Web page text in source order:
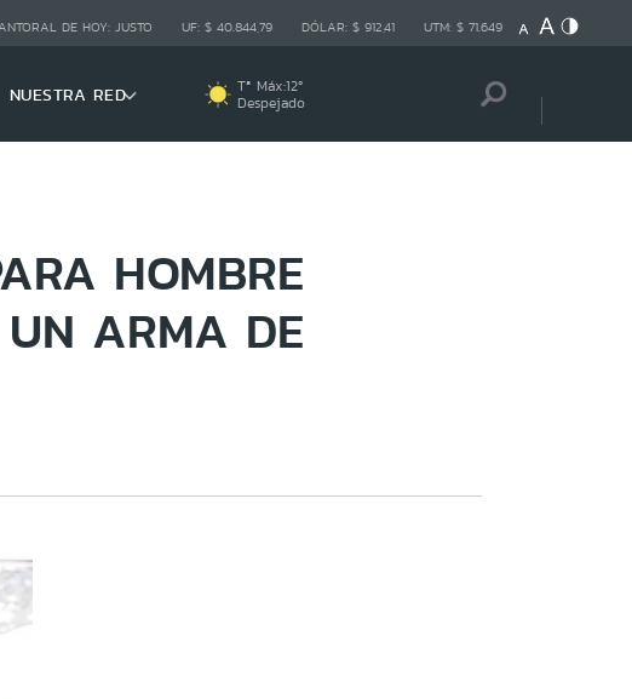
DE HOY: JUSTO UF: $ 40.844,79 DÓLAR: $ 912,41 UTM: $ 71.649
NUESTRA RED Tª Máx:12º
Despejado
HOMBRE
ARMA DE